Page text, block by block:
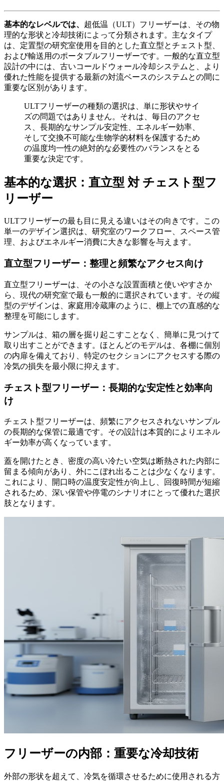
基本的なレベルでは、 超低温（ULT）フリーザーは、その物
理的な形状と冷却技術によって分類されます。主なタイプ
は、定置型の研究室使用を目的とした直立型とチェスト型、
および輸送用のポータブルフリーザーです。一般的な直立型
設計の中には、古いコールドウォール冷却システムと、より
優れた性能を提供する最新の対流ベースのシステムとの間に
重要な区別があります。
ULTフリーザーの種類の選択は、単に形状やサイ
ズの問題ではありません。それは、毎日のアクセ
ス、長期的なサンプル安定性、エネルギー効率、
そして交換不可能な生物学的材料を保護するため
の温度均一性の絶対的な必要性のバランスをとる
重要な決定です。
基本的な選択：直立型 対 チェスト型フ
リーザー
ULTフリーザーの最も目に見える違いはその向きです。この
単一のデザイン選択は、研究室のワークフロー、スペース管
理、およびエネルギー消費に大きな影響を与えます。
直立型フリーザー：整理と頻繁なアクセス向け
直立型フリーザーは、その小さな設置面積と使いやすさか
ら、現代の研究室で最も一般的に選択されています。その縦
型のデザインは、家庭用冷蔵庫のように、棚上での直感的な
整理を可能にします。
サンプルは、箱の層を掘り起こすことなく、簡単に見つけて
取り出すことができます。ほとんどのモデルは、各棚に個別
の内扉を備えており、特定のセクションにアクセスする際の
冷気の損失を最小限に抑えます。
チェスト型フリーザー：長期的な安定性と効率向
け
チェスト型フリーザーは、頻繁にアクセスされないサンプル
の長期的な保管に最適です。その設計は本質的によりエネル
ギー効率が高くなっています。
蓋を開けたとき、密度の高い冷たい空気は断熱された内部に
留まる傾向があり、外にこぼれ出ることは少なくなります。
これにより、開口時の温度安定性が向上し、回復時間が短縮
されるため、深い保管や停電のシナリオにとって優れた選択
肢となります。
フリーザーの内部：重要な冷却技術
外部の形状を超えて、冷気を循環させるために使用される方